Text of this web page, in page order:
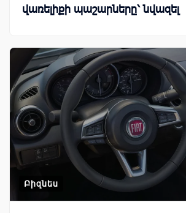
վառելիքի պաշարները՝ նվազել
Բիզնես